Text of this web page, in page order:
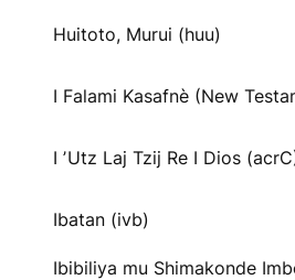
Huitoto, Murui (huu)
I Falami Kasafnè (New
I ʼUtz Laj Tzij Re I Dios
Ibatan (ivb)
Ibibiliya mu Shimakonde